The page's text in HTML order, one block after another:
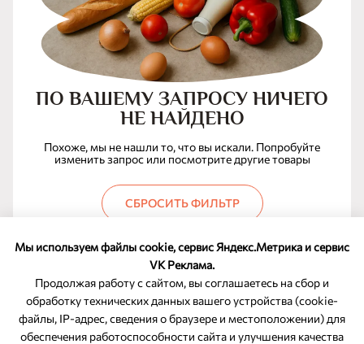
Мы используем файлы cookie, сервис Яндекс.Метрика и сервис
VK Реклама.
Продолжая работу с сайтом, вы соглашаетесь на сбор и
обработку технических данных вашего устройства (cookie-
файлы, IP-адрес, сведения о браузере и местоположении) для
обеспечения работоспособности сайта и улучшения качества
ПО ВАШЕМУ ЗАПРОСУ НИЧЕГО
НЕ НАЙДЕНО
Похоже, мы не нашли то, что вы искали. Попробуйте
изменить запрос или посмотрите другие товары
СБРОСИТЬ ФИЛЬТР
ОБРАТНАЯ СВЯЗЬ